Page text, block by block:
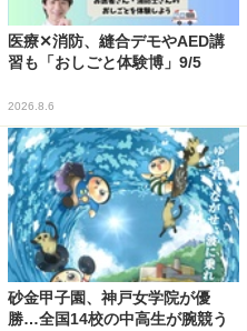
医療✕消防、縫合デモやAED講
習も「おしごと体験博」9/5
2026.8.6
砂金甲子園、神戸女学院が優
勝…全国14校の中高生が腕競う